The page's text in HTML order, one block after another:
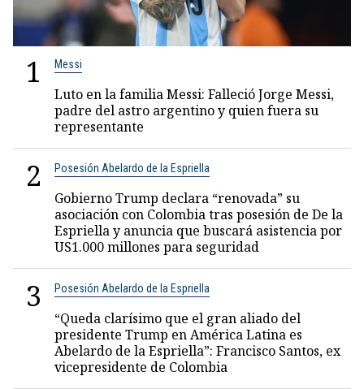
1 Messi
Luto en la familia Messi: Falleció Jorge Messi,
padre del astro argentino y quien fuera su
representante
2 Posesión Abelardo de la Espriella
Gobierno Trump declara “renovada” su
asociación con Colombia tras posesión de De la
Espriella y anuncia que buscará asistencia por
US1.000 millones para seguridad
3 Posesión Abelardo de la Espriella
“Queda clarísimo que el gran aliado del
presidente Trump en América Latina es
Abelardo de la Espriella”: Francisco Santos, ex
vicepresidente de Colombia